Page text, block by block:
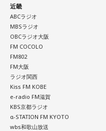
た。今年で世界王座獲得か
とに触れ、「手紙を書きた
＜番組概要＞
番組名：日本郵便
放送日時：毎週日曜 15:00
パーソナリティ：小山薫堂
番組Webサイト：
https://
番組公式X：@sundayspost1
なりそうです。効率や正し
続けられる方法を探してみ
すすめ。今日は一つだけ「
ましょう。
【9位】牡牛座（おうし座）
いつもの安心感から少しだ
が見つかりそう。大きく変
と気になる」を試してみる
みたいお店や場所を一つ探
い。
近畿
ABCラジオ
MBSラジオ
OBCラジオ大阪
FM COCOLO
FM802
FM大阪
ラジオ関西
Kiss FM KOBE
e-radio FM滋賀
KBS京都ラジオ
α-STATION FM KYOTO
wbs和歌山放送